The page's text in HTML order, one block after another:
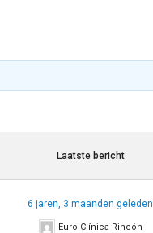
Laatste bericht
6 jaren, 3 maanden geleden
Euro Clínica Rincón